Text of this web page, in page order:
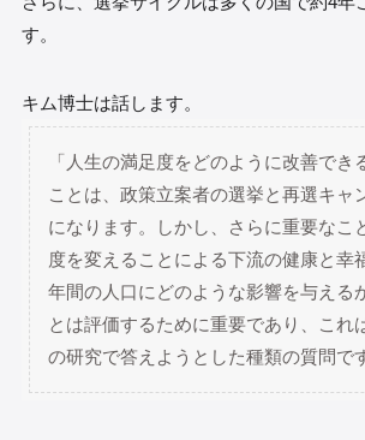
す。
キム博士は話します。
「人生の満足度をどのように改善でき
ことは、政策立案者の選挙と再選キャ
になります。しかし、さらに重要なこ
度を変えることによる下流の健康と幸
年間の人口にどのような影響を与える
とは評価するために重要であり、これ
の研究で答えようとした種類の質問で